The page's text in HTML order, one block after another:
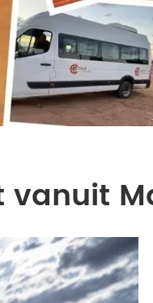
vanuit